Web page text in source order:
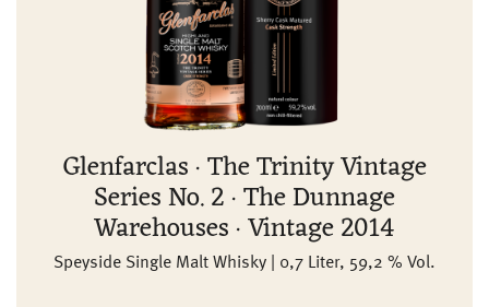
Glenfarclas · The Trinity Vintage
Series No. 2 · The Dunnage
Warehouses · Vintage 2014
Speyside Single Malt Whisky | 0,7 Liter, 59,2 % Vol.